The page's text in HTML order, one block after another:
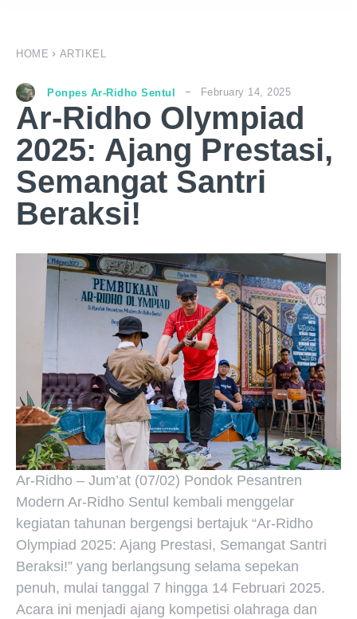
HOME ARTIKEL
Ponpes Ar-Ridho Sentul February 14, 2025
Ar-Ridho Olympiad
2025: Ajang Prestasi,
Semangat Santri
Beraksi!
Ar-Ridho – Jum’at (07/02) Pondok Pesantren
Modern Ar-Ridho Sentul kembali menggelar
kegiatan tahunan bergengsi bertajuk “Ar-Ridho
Olympiad 2025: Ajang Prestasi, Semangat Santri
Beraksi!” yang berlangsung selama sepekan
penuh, mulai tanggal 7 hingga 14 Februari 2025.
Acara ini menjadi ajang kompetisi olahraga dan